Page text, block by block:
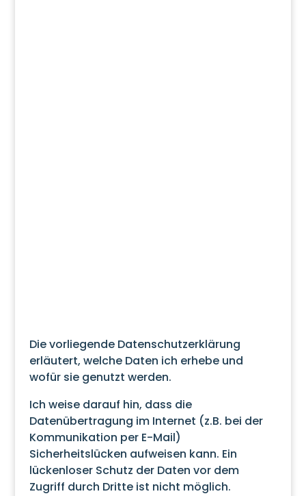
Die vorliegende Datenschutzerklärung
erläutert, welche Daten ich erhebe und
wofür sie genutzt werden.
Ich weise darauf hin, dass die
Datenübertragung im Internet (z.B. bei der
Kommunikation per E-Mail)
Sicherheitslücken aufweisen kann. Ein
lückenloser Schutz der Daten vor dem
Zugriff durch Dritte ist nicht möglich.